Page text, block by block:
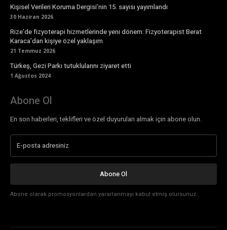
Kişisel Verileri Koruma Dergisi’nin 15. sayısı yayımlandı
30 Haziran 2026
Rize’de fizyoterapi hizmetlerinde yeni dönem: Fizyoterapist Berat
Karaca’dan kişiye özel yaklaşım
21 Temmuz 2026
Türkeş, Gezi Parkı tutuklularını ziyaret etti
1 Ağustos 2024
Abone Ol
En son haberleri, teklifleri ve özel duyuruları almak için abone olun.
Abone Ol
Abone olarak promosyonlardan yararlanmayı kabul etmiş olursunuz.